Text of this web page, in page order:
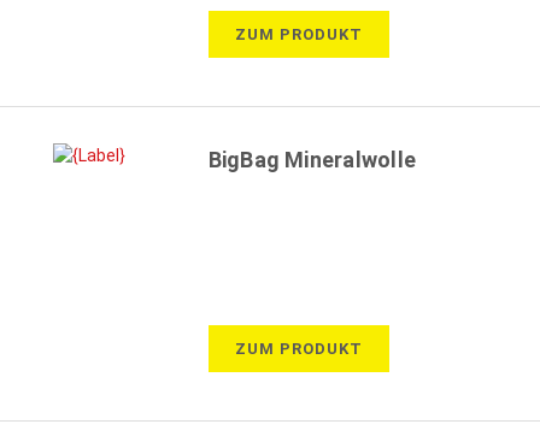
ZUM PRODUKT
BigBag Mineralwolle
ZUM PRODUKT